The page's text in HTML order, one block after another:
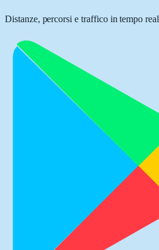
Distanze, percorsi e traffico in tempo